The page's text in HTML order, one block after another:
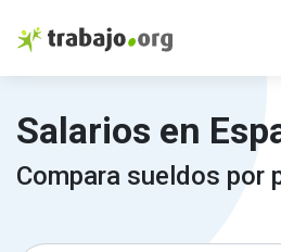
Salarios en
Compara sueldos por